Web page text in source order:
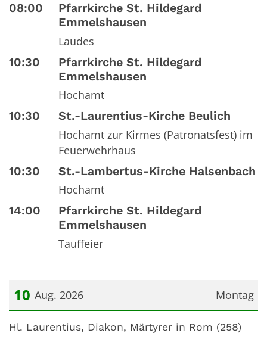
08:00
Pfarrkirche St. Hildegard
Emmelshausen
Laudes
10:30
Pfarrkirche St. Hildegard
Emmelshausen
Hochamt
10:30 St.-Laurentius-Kirche Beulich
Hochamt zur Kirmes (Patronatsfest) im
Feuerwehrhaus
10:30 St.-Lambertus-Kirche Halsenbach
Hochamt
14:00
Pfarrkirche St. Hildegard
Emmelshausen
Tauffeier
Montag
10 Aug. 2026
Datum: 10. August 2026
Hl. Laurentius, Diakon, Märtyrer in Rom (258)